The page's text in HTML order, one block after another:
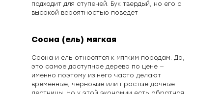
Сосна и ель относятся к мягким породам. Да,
это самое доступное дерево по цене —
именно поэтому из него часто делают
временные, черновые или простые дачные
подходит для ступеней. Бук твердый, но его с
высокой вероятностью поведет
Сосна (ель) мягкая